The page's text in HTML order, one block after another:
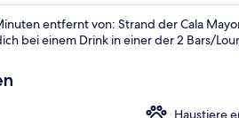
entfernt von: Strand der Cala
bei einem Drink in einer der 2 Bars/
Haustiere